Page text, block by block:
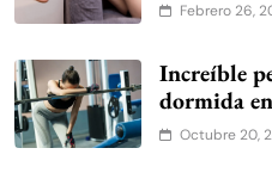
Febrero 26,
Increíble
dormida
Octubre 20,